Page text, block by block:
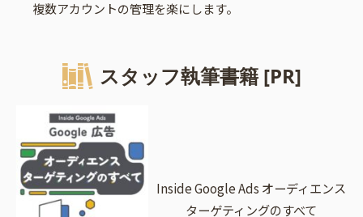
複数アカウントの管理を楽にします。
スタッフ執筆書籍 [PR]
Inside Google Ads オーディエンス
ターゲティングのすべて